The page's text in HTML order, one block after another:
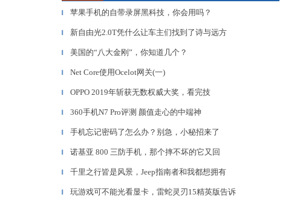
▎ 苹果手机的自带录屏黑科技，你会用吗？
▎ 新自由光2.0T凭什么让车主们找到了诗与远方
▎ 美国的“八大金刚”，你知道几个？
▎ Net Core使用Ocelot网关(一)
▎ OPPO 2019年斩获无数权威大奖，看完技
▎ 360手机N7 Pro评测 颜值走心的中端神
▎ 手机忘记密码了怎么办？别急，小秘招来了
▎ 诺基亚 800 三防手机，那个摔不坏的它又回
▎ 千里之行皆是风景，Jeep指南者和我都想拥有
▎ 玩游戏可不能光看显卡，雷蛇灵刃15精英版告诉